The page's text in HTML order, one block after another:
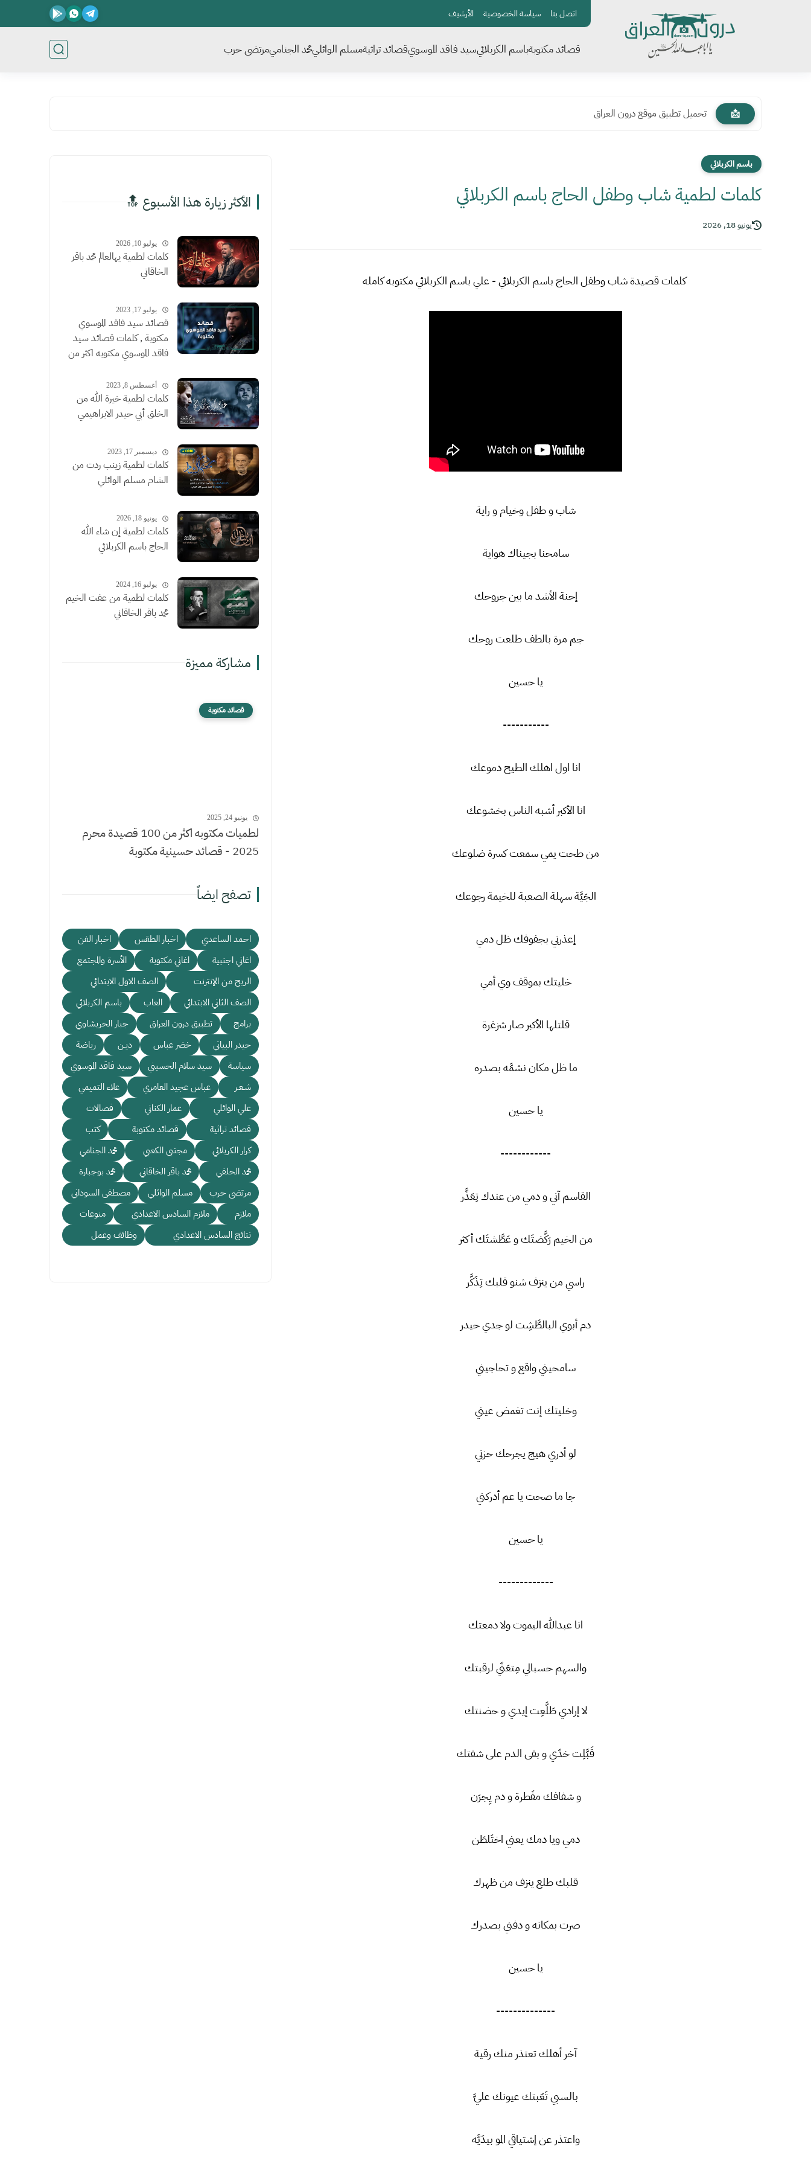
اتصل بنا سياسة الخصوصية الأرشيف
قصائد مكتوبةباسم الكربلائيسيد فاقد الموسويقصائد تراثيةمسلم الوائليمحمد الجناميمرتضى حرب
📩 تحميل تطبيق موقع درون العراق
باسم الكربلائي
كلمات لطمية شاب وطفل الحاج باسم الكربلائي
يونيو 18, 2026
كلمات قصيدة شاب وطفل الحاج باسم الكربلائي - علي باسم الكربلائي مكتوبه كامله
شاب و طفل وخيام و راية
سامحنا بجيناك هواية
إحنة الأشد ما بين جروحك
جم مرة بالطف طلعت روحك
يا حسين
-----------
انا اول اهلك الطيح دموعك
انا الأكبر أشبه الناس بخشوعك
من طحت يمي سمعت كسرة ضلوعك
الجَيَّة سهلة الصعبة للخيمة رجوعك
إعذرني بجفوفك ظل دمي
خليتك بموقف وي أمي
قلتلها الأكبر صار شزغرة
ما ظل مكان نشمَّه بصدره
يا حسين
------------
القاسم آني و دمي من عندك تِعَذَّر
من الخيم رَكَّضتَك و عَطَّشتَك أكثر
راسي من ينزف شنو قلبك تِذَكَّر
دم أبوي البالطَّشِت لو جدي حيدر
سامحيني واقع و تحاجيني
وخليتك إنت تغمض عيني
لو أدري هيج يجرحك حزني
جا ما صحت يا عم أدركني
يا حسين
-------------
انا عبدالله اليموت ولا دمعتك
والسهم حسبالي مِتعَنّي لرقبتك
لا إرادي طَلَّعِت إيدي و حضنتك
قَبَّلِت خدّي و بقى الدم على شفتك
و شفافك مفَطرة و دم يِجرَن
دمي ويا دمك يعني اختَلطَن
قلبك طلع ينزف من ظهرك
صرت بمكانه و دفني بصدرك
يا حسين
--------------
آخر أهلك تعتذر منك رقية
بالسبي تَعّبتك عيونك عليَّ
واعتذر عن إشتياقي المو بيدَيَّه
الأكثر زيارة هذا الأسبوع 🔝
يوليو 10, 2026
كلمات لطمية يهالعالم محمد باقر
الخاقاني
يوليو 17, 2023
قصائد سيد فاقد الموسوي
مكتوبة , كلمات قصائد سيد
فاقد الموسوي مكتوبه اكثر من
أغسطس 8, 2023
كلمات لطمية خيرة الله من
الخلق أبي حيدر الابراهيمي
ديسمبر 17, 2023
كلمات لطمية زينب ردت من
الشام مسلم الوائلي
يونيو 18, 2026
كلمات لطمية إن شاء الله
الحاج باسم الكربلائي
يوليو 16, 2024
كلمات لطمية من عفت الخيم
محمد باقر الخاقاني
مشاركة مميزة
قصائد مكتوبة
يونيو 24, 2025
لطميات مكتوبه اكثر من 100 قصيدة محرم
2025 - قصائد حسينية مكتوبة
تصفح ايضاً
احمد الساعدي اخبار الطقس
اخبار الفن
اغاني اجنبية
اغاني مكتوبة
الأسرة والمجتمع
الربح من الإنترنت
الصف الاول الابتدائي
الصف الثاني الابتدائي
العاب
باسم الكربلائي
برامج
تطبيق درون العراق
جبار الحريشاوي
حيدر البياتي
خضر عباس ديـن
رياضة
سياسة
سيد سلام الحسيني
سيد فاقد الموسوي
شـعـر
عباس عجيد العامري
علاء التميمي
علي الوائلي
عمار الكناني
فصالات
قصائد تراثية
قصائد مكتوبة
كتب
كرار الكربلائي
مجتبى الكعبي
محمد الجنامي
محمد الحلفي
محمد باقر الخاقاني
محمد بوجبارة
مرتضى حرب
مسلم الوائلي
مصطفى السوداني
ملازم
ملازم السادس الاعدادي
منوعات
نتائج السادس الاعدادي
وظائف وعمل